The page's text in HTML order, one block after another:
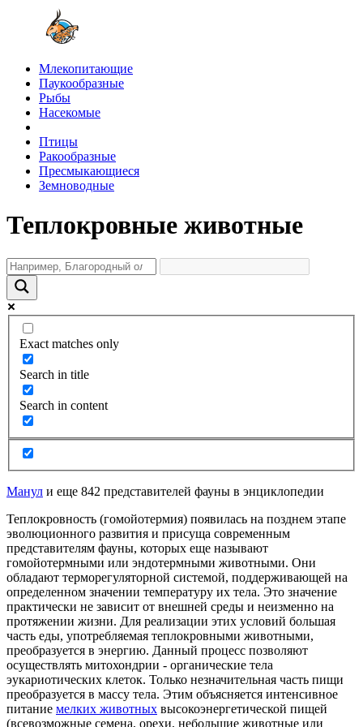
Млекопитающие
Паукообразные
Рыбы
Насекомые
Птицы
Ракообразные
Пресмыкающиеся
Земноводные
Теплокровные животные
Exact matches only
Search in title
Search in content
Манул и еще 842 представителей фауны в энциклопедии
Теплокровность (гомойотермия) появилась на позднем этапе
эволюционного развития и присуща современным
представителям фауны, которых еще называют
гомойотермными или эндотермными животными. Они
обладают терморегуляторной системой, поддерживающей на
определенном значении температуру их тела. Это значение
практически не зависит от внешней среды и неизменно на
протяжении жизни. Для реализации этих условий большая
часть еды, употребляемая теплокровными животными,
преобразуется в энергию. Данный процесс позволяют
осуществлять митохондрии - органические тела
эукариотических клеток. Только незначительная часть пищи
преобразуется в массу тела. Этим объясняется интенсивное
питание мелких животных высокоэнергетической пищей
(всевозможные семена, орехи, небольшие животные или